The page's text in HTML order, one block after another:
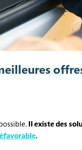
Il existe des
.